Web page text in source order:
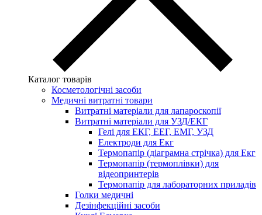
Каталог товарів
Косметологічні засоби
Медичні витратні товари
Витратні матеріали для лапароскопії
Витратні матеріали для УЗД/ЕКГ
Гелі для ЕКГ, ЕЕГ, ЕМГ, УЗД
Електроди для Екг
Термопапір (діаграмна стрічка) для Екг
Термопапір (термоплівки) для
відеопринтерів
Термопапір для лабораторних приладів
Голки медичні
Дезінфекційні засоби